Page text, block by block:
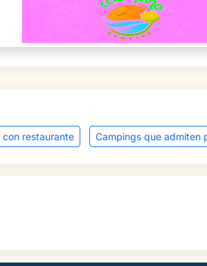
con restaurante Campings que admiten